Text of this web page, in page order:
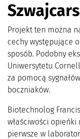
Projekt ten można
cechy występujące
sposób. Podobny
Uniwersytetu
za pomocą
boczniaków.
Biotechnolog
właściwości
pierwsze w